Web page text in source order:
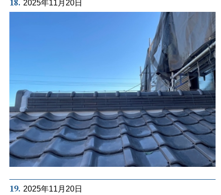
18. 2025年11月20日
19. 2025年11月20日